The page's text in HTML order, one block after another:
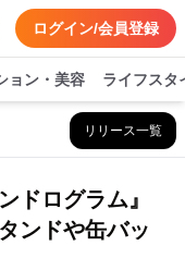
ログイン/会員登録
ョン・美容 ライフスタ
リリース一覧
ドログラム』
ンドや缶バッ